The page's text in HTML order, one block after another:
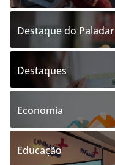
Destaque do Paladar
Destaques
Economia
Educação